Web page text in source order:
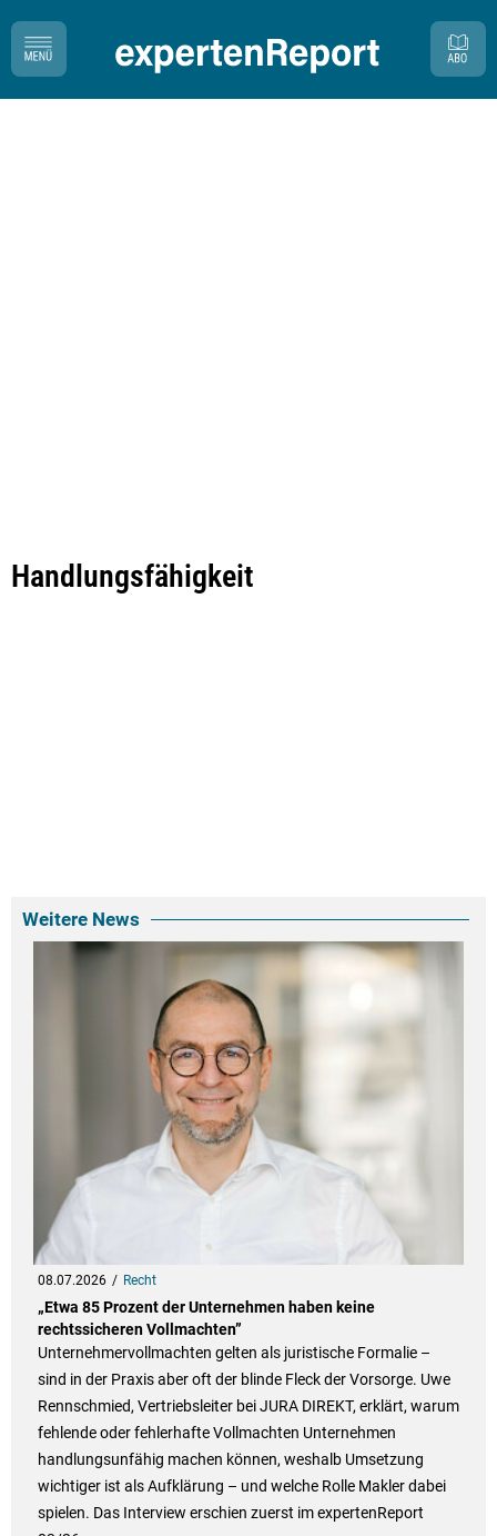
Handlungsfähigkeit
Weitere News
08.07.2026 Recht
„Etwa 85 Prozent der Unternehmen haben keine
rechtssicheren Vollmachten”
Unternehmervollmachten gelten als juristische Formalie –
sind in der Praxis aber oft der blinde Fleck der Vorsorge. Uwe
Rennschmied, Vertriebsleiter bei JURA DIREKT, erklärt, warum
fehlende oder fehlerhafte Vollmachten Unternehmen
handlungsunfähig machen können, weshalb Umsetzung
wichtiger ist als Aufklärung – und welche Rolle Makler dabei
spielen. Das Interview erschien zuerst im expertenReport